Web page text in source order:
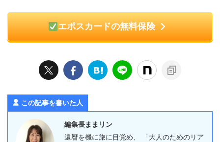
エポスカードの無料保険
この記事を書いた人
編集長ままリン
還暦を機に旅に目覚め、 「大人のためのリア